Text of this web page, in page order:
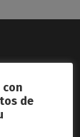
de